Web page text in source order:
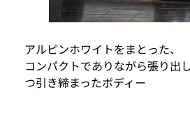
アルピンホワイトをまとった、
コンパクトでありながら張り出
つ引き締まったボディー